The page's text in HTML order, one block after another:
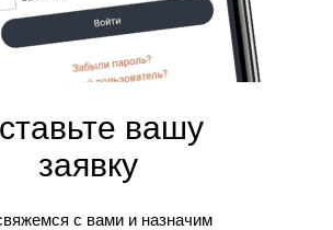
вашу
заявку
с вами и назначим